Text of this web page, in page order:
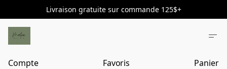
Livraison gratuite sur commande 125$+
Compte Favoris Panier